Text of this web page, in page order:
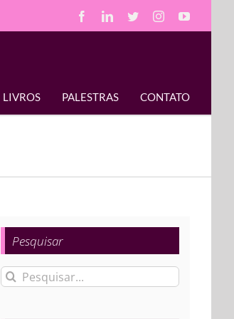
FacebookLinkedIn
TwitterInstagramYouTube
LIVROS PALESTRAS CONTATO
Pesquisar
Buscar